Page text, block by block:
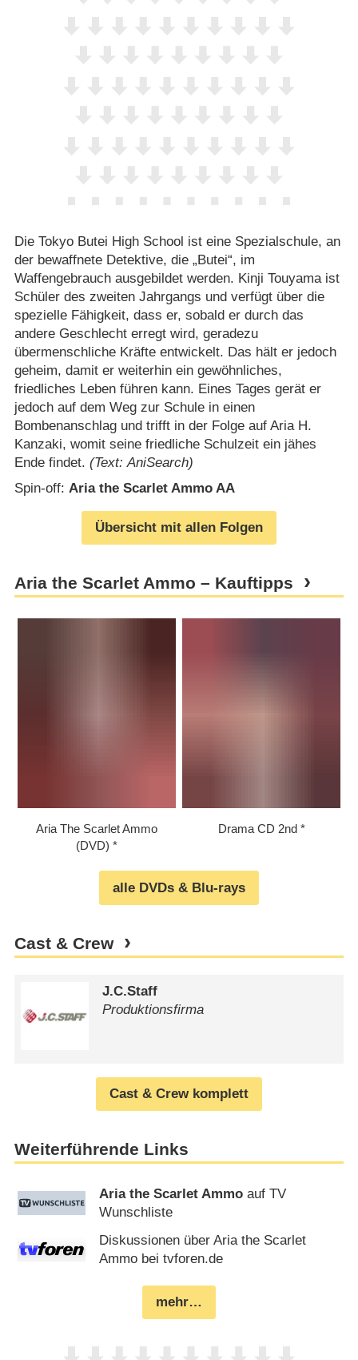
Die Tokyo Butei High School ist eine Spezialschule, an
der bewaffnete Detektive, die „Butei“, im
Waffengebrauch ausgebildet werden. Kinji Touyama ist
Schüler des zweiten Jahrgangs und verfügt über die
spezielle Fähigkeit, dass er, sobald er durch das
andere Geschlecht erregt wird, geradezu
übermenschliche Kräfte entwickelt. Das hält er jedoch
geheim, damit er weiterhin ein gewöhnliches,
friedliches Leben führen kann. Eines Tages gerät er
jedoch auf dem Weg zur Schule in einen
Bombenanschlag und trifft in der Folge auf Aria H.
Kanzaki, womit seine friedliche Schulzeit ein jähes
Ende findet. (Text: AniSearch)
Spin-off: Aria the Scarlet Ammo AA
Übersicht mit allen Folgen
Aria the Scarlet Ammo – Kauftipps
Aria The Scarlet Ammo
(DVD)
Drama CD 2nd
alle DVDs & Blu-rays
Cast & Crew
J.C.Staff
Produktionsfirma
Cast & Crew komplett
Weiterführende Links
Aria the Scarlet Ammo auf TV
Wunschliste
Diskussionen über Aria the Scarlet
Ammo bei tvforen.de
mehr…